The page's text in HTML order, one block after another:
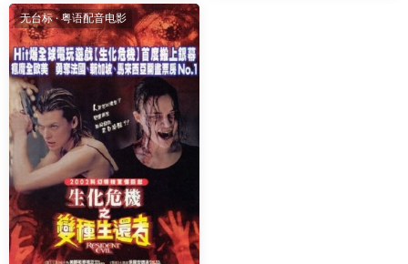
无台标·粤语配音电影